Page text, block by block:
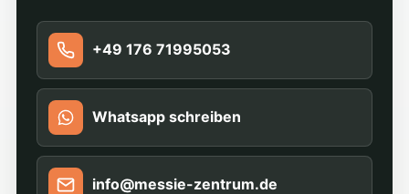
+49 176 71995053
Whatsapp schreiben
info@messie-zentrum.de